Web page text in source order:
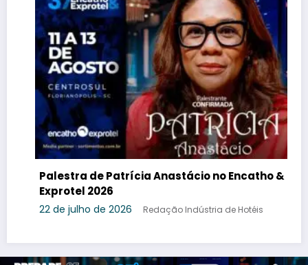
Palestra de Patrícia Anastácio no Encatho &
Exprotel 2026
22 de julho de 2026 Redação Indústria de Hotéis